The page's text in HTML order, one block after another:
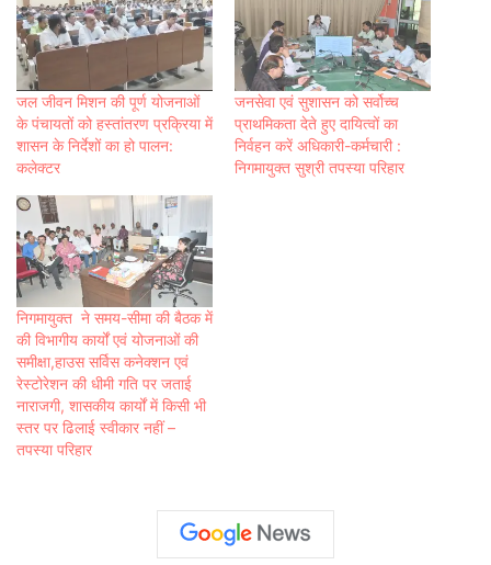
जल जीवन मिशन की पूर्ण योजनाओं
के पंचायतों को हस्तांतरण प्रक्रिया में
शासन के निर्देशों का हो पालन:
कलेक्टर
जनसेवा एवं सुशासन को सर्वोच्च
प्राथमिकता देते हुए दायित्वों का
निर्वहन करें अधिकारी-कर्मचारी :
निगमायुक्त सुश्री तपस्या परिहार
निगमायुक्त ने समय-सीमा की बैठक में
की विभागीय कार्यों एवं योजनाओं की
समीक्षा,हाउस सर्विस कनेक्शन एवं
रेस्टोरेशन की धीमी गति पर जताई
नाराजगी, शासकीय कार्यों में किसी भी
स्तर पर ढिलाई स्वीकार नहीं –
तपस्या परिहार